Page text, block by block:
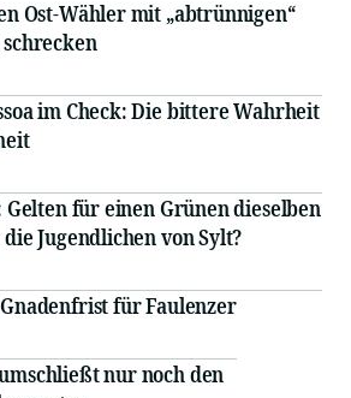
Ost-Wähler mit „abtrünnigen“
im Check: Die bittere Wahrheit
Gelten für einen Grünen dieselben
Jugendlichen von Sylt?
für Faulenzer
nur noch den